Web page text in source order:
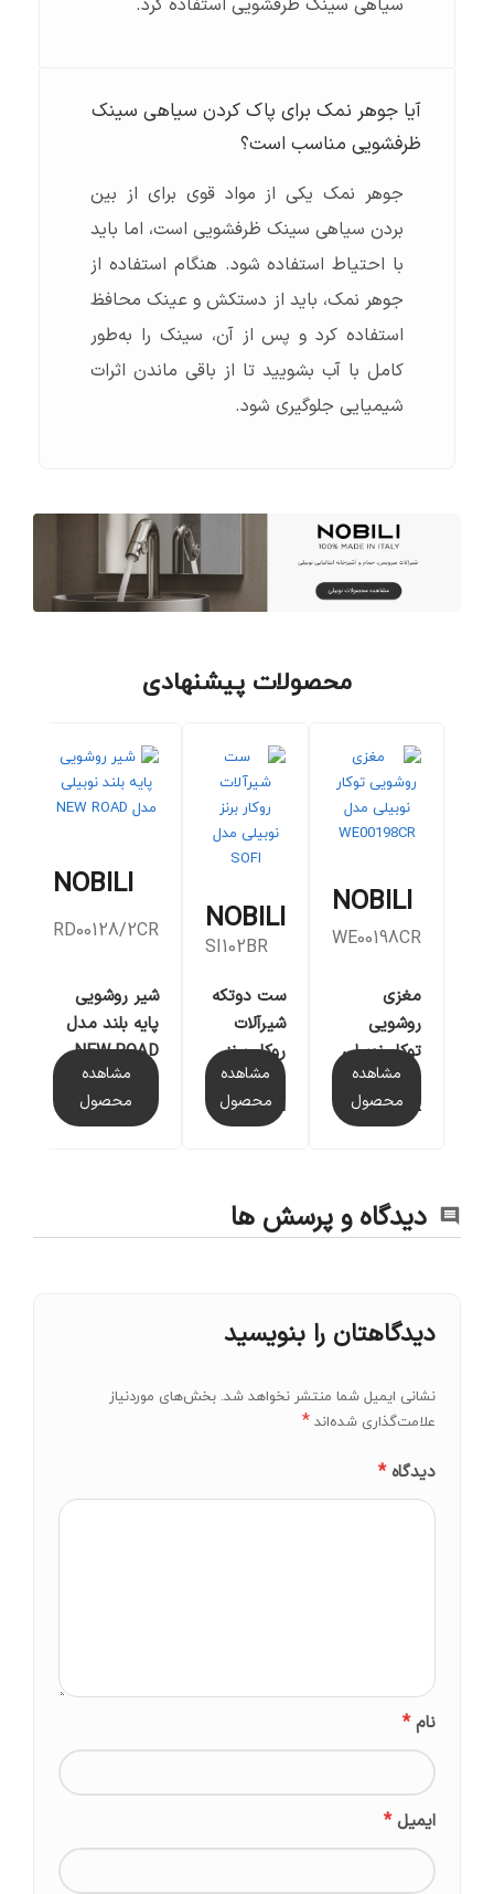
سیاهی سینک ظرفشویی استفاده کرد.
آیا جوهر نمک برای پاک کردن سیاهی سینک
ظرفشویی مناسب است؟
جوهر نمک یکی از مواد قوی برای از بین
بردن سیاهی سینک ظرفشویی است، اما باید
با احتیاط استفاده شود. هنگام استفاده از
جوهر نمک، باید از دستکش و عینک محافظ
استفاده کرد و پس از آن، سینک را به‌طور
کامل با آب بشویید تا از باقی ماندن اثرات
شیمیایی جلوگیری شود.
محصولات پیشنهادی
NOBILI
WE00198CR
مغزی
روشویی
توکار نوبیلی
مدل
WE00198CR
مشاهده
محصول
NOBILI
SI102BR
ست دوتکه
شیرآلات
روکار برنز
نوبیلی مدل
SOFI
مشاهده
محصول
NOBILI
RD00128/2CR
شیر روشویی
پایه بلند مدل
NEW ROAD
مشاهده
محصول
دیدگاه و پرسش ها
دیدگاهتان را بنویسید
نشانی ایمیل شما منتشر نخواهد شد. بخش‌های موردنیاز
علامت‌گذاری شده‌اند *
دیدگاه*
نام*
ایمیل*